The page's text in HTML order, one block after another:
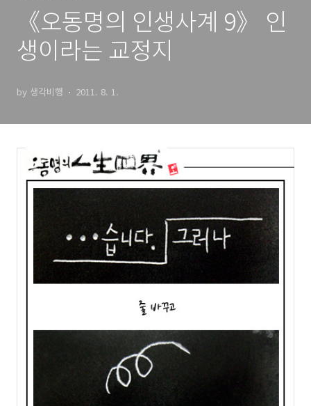
《오동명의 인생사계 9》 인
생이라는 교정지
by 생각비행 2011. 8. 1.